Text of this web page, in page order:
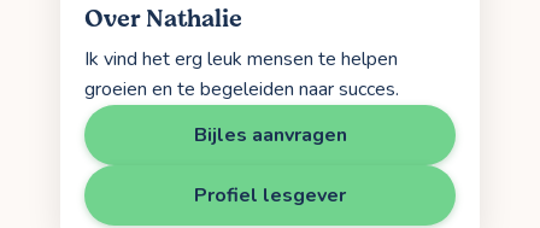
Over Nathalie
Ik vind het erg leuk mensen te helpen
groeien en te begeleiden naar succes.
Bijles aanvragen
Profiel lesgever